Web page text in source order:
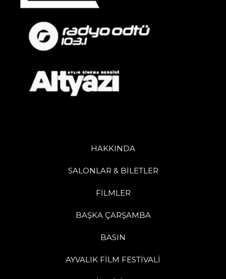
HAKKINDA
SALONLAR & BİLETLER
FİLMLER
BAŞKA ÇARŞAMBA
BASIN
AYVALIK FİLM FESTİVALİ